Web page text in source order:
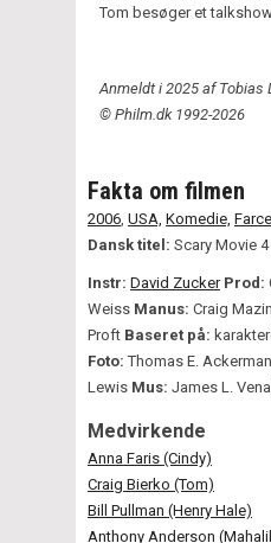
Tom besøger et
Anmeldt i 2025 af Tobias
© Philm.dk 1992-2026
Fakta om filmen
2006 USA, Komedie, Farce,
Dansk titel: Scary Movie 4
Instr: David Zucker Prod:
Weiss Manus: Craig
Proft Baseret på:
Foto: Thomas E. Ackerman
Lewis Mus: James L.
Medvirkende
Anna Faris (Cindy)
Craig Bierko (Tom)
Bill Pullman (Henry Hale)
Anthony Anderson